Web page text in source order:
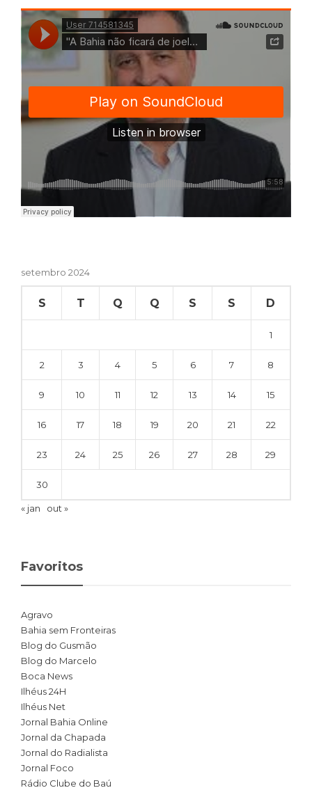
setembro 2024
S T Q Q S S D
1
2 3 4 5 6 7 8
9 10 11 12 13 14 15
16 17 18 19 20 21 22
23 24 25 26 27 28 29
30
« jan out »
Favoritos
Agravo
Bahia sem Fronteiras
Blog do Gusmão
Blog do Marcelo
Boca News
Ilhéus 24H
Ilhéus Net
Jornal Bahia Online
Jornal da Chapada
Jornal do Radialista
Jornal Foco
Rádio Clube do Baú